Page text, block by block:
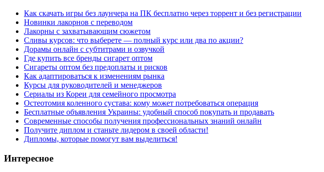
Как скачать игры без лаунчера на ПК бесплатно через торрент и без регистрации
Новинки лакорнов с переводом
Лакорны с захватывающим сюжетом
Сливы курсов: что выберете — полный курс или два по акции?
Дорамы онлайн с субтитрами и озвучкой
Где купить все бренды сигарет оптом
Сигареты оптом без предоплаты и рисков
Как адаптироваться к изменениям рынка
Курсы для руководителей и менеджеров
Сериалы из Кореи для семейного просмотра
Остеотомия коленного сустава: кому может потребоваться операция
Бесплатные объявления Украины: удобный способ покупать и продавать
Современные способы получения профессиональных знаний онлайн
Получите диплом и станьте лидером в своей области!
Дипломы, которые помогут вам выделиться!
Интересное